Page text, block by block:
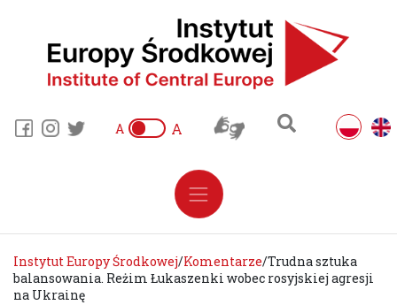
A A
Instytut Europy Środkowej/Komentarze/Trudna sztuka
balansowania. Reżim Łukaszenki wobec rosyjskiej agresji
na Ukrainę